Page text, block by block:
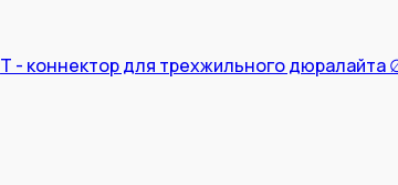
T - коннектор для трехжильного дюралайта